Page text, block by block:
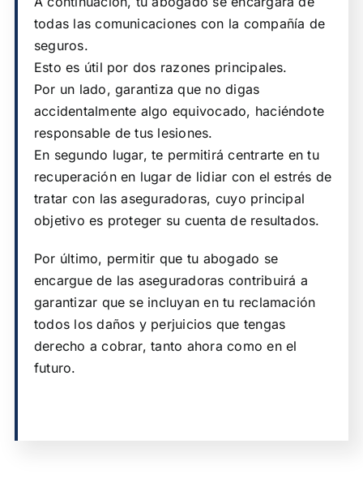
todas las comunicaciones con la compañía de
seguros.
Esto es útil por dos razones principales.
Por un lado, garantiza que no digas
accidentalmente algo equivocado, haciéndote
responsable de tus lesiones.
En segundo lugar, te permitirá centrarte en tu
recuperación en lugar de lidiar con el estrés de
tratar con las aseguradoras, cuyo principal
objetivo es proteger su cuenta de resultados.
Por último, permitir que tu abogado se
encargue de las aseguradoras contribuirá a
garantizar que se incluyan en tu reclamación
todos los daños y perjuicios que tengas
derecho a cobrar, tanto ahora como en el
futuro.